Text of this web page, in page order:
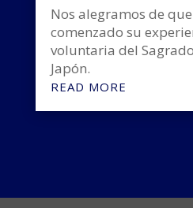
Nos alegramos de
comenzado su
voluntaria del
Japón.
READ MORE